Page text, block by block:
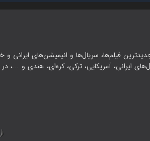
۲۲:۰۰
شکرگزاری
فیلم‌ها، سریال‌ها و انیمیشن‌های ایرانی و
ایرانی، آمریکایی، ترکی، کره‌ای، هندی و ...، در